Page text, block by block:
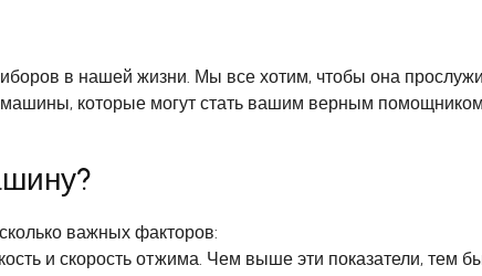
в нашей жизни. Мы все хотим, чтобы она
которые могут стать вашим верным
важных факторов:
и скорость отжима. Чем выше эти показатели, тем